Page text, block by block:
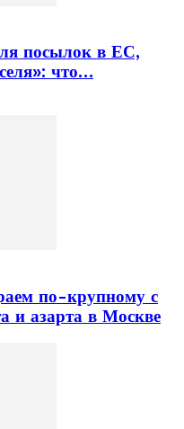
посылок в ЕС,
что…
по-крупному с
и азарта в Москве